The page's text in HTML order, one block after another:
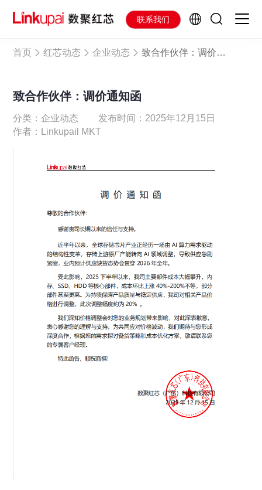
联系我们
首页 红芯动态 企业动态 致合作伙伴：调价通知函
致合作伙伴：调价通知函
分类：企业动态
发布时间：2025年12月15日
作者：Linkupail MKT